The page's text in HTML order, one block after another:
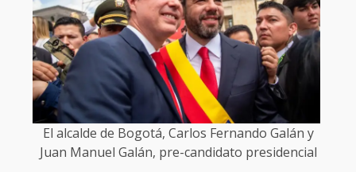
El alcalde de Bogotá, Carlos Fernando Galán y
Juan Manuel Galán, pre-candidato presidencial